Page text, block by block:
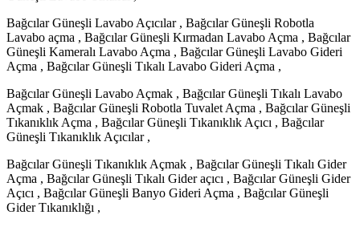
Bağcılar Güneşli Lavabo Açıcılar , Bağcılar Güneşli Robotla
Lavabo açma , Bağcılar Güneşli Kırmadan Lavabo Açma , Bağcılar
Güneşli Kameralı Lavabo Açma , Bağcılar Güneşli Lavabo Gideri
Açma , Bağcılar Güneşli Tıkalı Lavabo Gideri Açma ,
Bağcılar Güneşli Lavabo Açmak , Bağcılar Güneşli Tıkalı Lavabo
Açmak , Bağcılar Güneşli Robotla Tuvalet Açma , Bağcılar Güneşli
Tıkanıklık Açma , Bağcılar Güneşli Tıkanıklık Açıcı , Bağcılar
Güneşli Tıkanıklık Açıcılar ,
Bağcılar Güneşli Tıkanıklık Açmak , Bağcılar Güneşli Tıkalı Gider
Açma , Bağcılar Güneşli Tıkalı Gider açıcı , Bağcılar Güneşli Gider
Açıcı , Bağcılar Güneşli Banyo Gideri Açma , Bağcılar Güneşli
Gider Tıkanıklığı ,